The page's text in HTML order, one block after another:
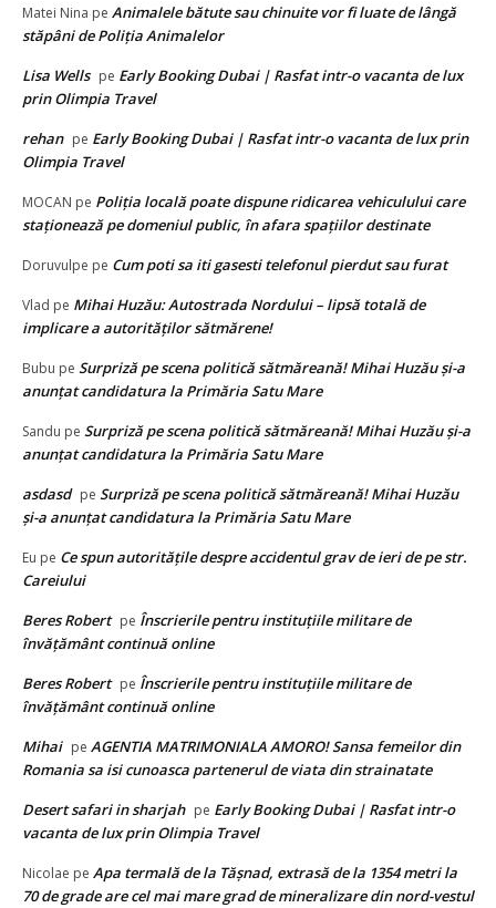
Matei Nina pe Animalele bătute sau chinuite vor fi luate de lângă
stăpâni de Poliția Animalelor
Lisa Wells pe Early Booking Dubai | Rasfat intr-o vacanta de lux
prin Olimpia Travel
rehan pe Early Booking Dubai | Rasfat intr-o vacanta de lux prin
Olimpia Travel
MOCAN pe Poliţia locală poate dispune ridicarea vehiculului care
staţionează pe domeniul public, în afara spaţiilor destinate
Doruvulpe pe Cum poti sa iti gasesti telefonul pierdut sau furat
Vlad pe Mihai Huzău: Autostrada Nordului – lipsă totală de
implicare a autorităților sătmărene!
Bubu pe Surpriză pe scena politică sătmăreană! Mihai Huzău și-a
anunțat candidatura la Primăria Satu Mare
Sandu pe Surpriză pe scena politică sătmăreană! Mihai Huzău și-a
anunțat candidatura la Primăria Satu Mare
asdasd pe Surpriză pe scena politică sătmăreană! Mihai Huzău
și-a anunțat candidatura la Primăria Satu Mare
Eu pe Ce spun autorităţile despre accidentul grav de ieri de pe str.
Careiului
Beres Robert pe Înscrierile pentru instituțiile militare de
învățământ continuă online
Beres Robert pe Înscrierile pentru instituțiile militare de
învățământ continuă online
Mihai pe AGENTIA MATRIMONIALA AMORO! Sansa femeilor din
Romania sa isi cunoasca partenerul de viata din strainatate
Desert safari in sharjah pe Early Booking Dubai | Rasfat intr-o
vacanta de lux prin Olimpia Travel
Nicolae pe Apa termală de la Tăşnad, extrasă de la 1354 metri la
70 de grade are cel mai mare grad de mineralizare din nord-vestul